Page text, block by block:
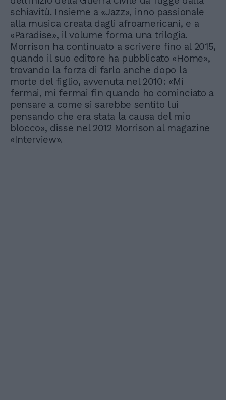
schiavitù. Insieme a «Jazz», inno passionale
alla musica creata dagli afroamericani, e a
«Paradise», il volume forma una trilogia.
Morrison ha continuato a scrivere fino al 2015,
quando il suo editore ha pubblicato «Home»,
trovando la forza di farlo anche dopo la
morte del figlio, avvenuta nel 2010: «Mi
fermai, mi fermai fin quando ho cominciato a
pensare a come si sarebbe sentito lui
pensando che era stata la causa del mio
blocco», disse nel 2012 Morrison al magazine
«Interview».